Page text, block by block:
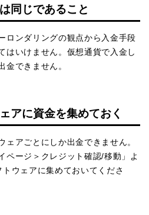
同じであること
ロンダリングの観点から入金手段
はいけません。仮想通貨で入金し
金できません。
アに資金を集めておく
ェアごとにしか出金できません。
ページ＞クレジット確認/移動」よ
ウェアに集めておいてくださ